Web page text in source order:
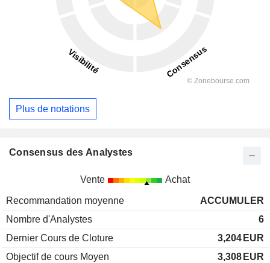
Plus de notations
Consensus des Analystes
Vente Achat
Recommandation moyenne
ACCUMULER
Nombre d'Analystes
6
Dernier Cours de Cloture
3,204 EUR
Objectif de cours Moyen
3,308 EUR